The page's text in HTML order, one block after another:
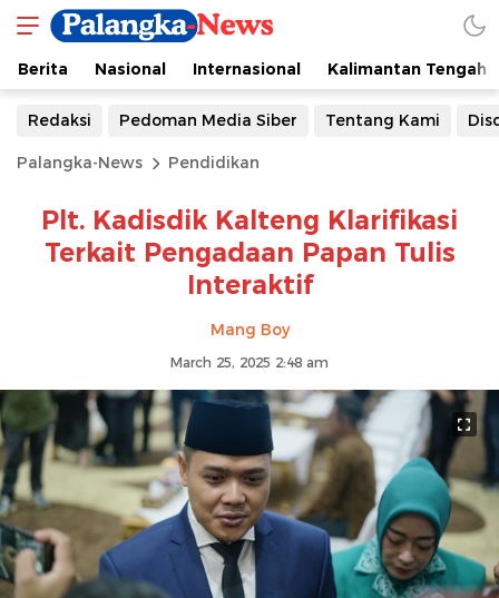
Berita Nasional Internasional Kalimantan Tengah
Redaksi Pedoman Media Siber Tentang Kami
Palangka-News Pendidikan
Plt. Kadisdik Kalteng Klarifikasi
Terkait Pengadaan Papan Tulis
Interaktif
Mang Boy
March 25, 2025 2:48 am